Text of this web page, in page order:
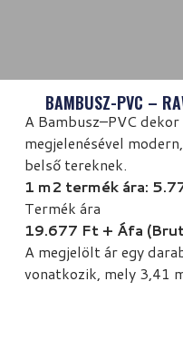
BAMBUSZ-PVC –
A Bambusz–PVC
megjelenésével
belső tereknek.
1 m2 termék ára:
Termék ára
19.677 Ft + Áfa
A megjelölt ár egy
vonatkozik, mely 3,41